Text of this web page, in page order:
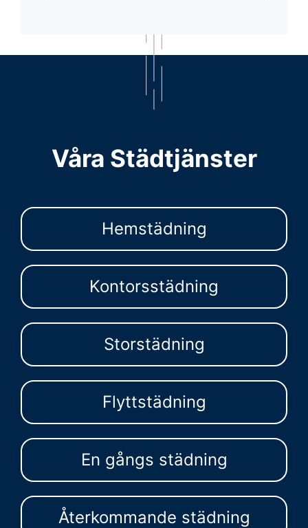
Våra Städtjänster
Hemstädning
Kontorsstädning
Storstädning
Flyttstädning
En gångs städning
Återkommande städning